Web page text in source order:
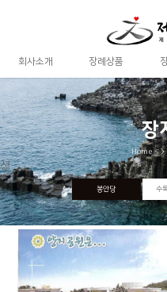
회사소개 장례상품
장
Home
성
봉안당 수